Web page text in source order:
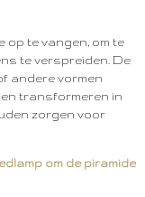
op te vangen, om te
te verspreiden. De
andere vormen
transformeren in
zorgen voor
om de piramide